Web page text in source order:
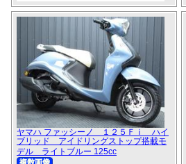
ヤマハ ファッシーノ １２５Ｆｉ ハイ
ブリッド アイドリングストップ搭載モ
デル ライトブルー 125cc